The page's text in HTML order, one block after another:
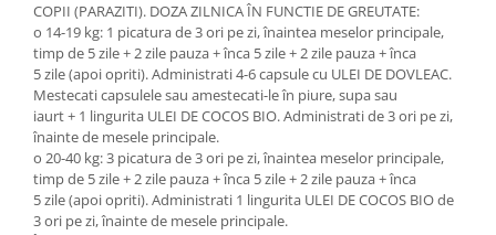
COPII (PARAZITI). DOZA ZILNICA ÎN FUNCTIE DE GREUTATE:
o 14-19 kg: 1 picatura de 3 ori pe zi, înaintea meselor principale,
timp de 5 zile + 2 zile pauza + înca 5 zile + 2 zile pauza + înca
5 zile (apoi opriti). Administrati 4-6 capsule cu ULEI DE DOVLEAC.
Mestecati capsulele sau amestecati-le în piure, supa sau
iaurt + 1 lingurita ULEI DE COCOS BIO. Administrati de 3 ori pe zi,
înainte de mesele principale.
o 20-40 kg: 3 picatura de 3 ori pe zi, înaintea meselor principale,
timp de 5 zile + 2 zile pauza + înca 5 zile + 2 zile pauza + înca
5 zile (apoi opriti). Administrati 1 lingurita ULEI DE COCOS BIO de
3 ori pe zi, înainte de mesele principale.